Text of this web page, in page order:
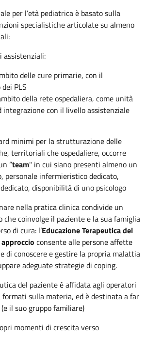
per l’età pediatrica è basato sulla
specialistiche articolate su almeno
assistenziali:
delle cure primarie, con il
PLS
della rete ospedaliera, come unità
integrazione con il livello assistenziale
minimi per la strutturazione delle
territoriali che ospedaliere, occorre
“team" in cui siano presenti almeno un
personale infermieristico dedicato,
disponibilità di uno psicologo
nella pratica clinica condivide un
coinvolge il paziente e la sua famiglia
di cura: l’Educazione Terapeutica del
approccio consente alle persone affette
di conoscere e gestire la propria malattia
adeguate strategie di coping.
del paziente è affidata agli operatori
sulla materia, ed è destinata a far
il suo gruppo familiare)
momenti di crescita verso